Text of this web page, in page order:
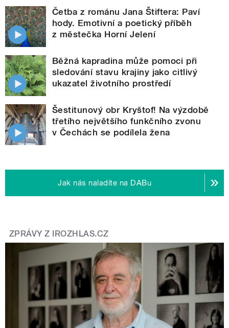
Četba z románu Jana Štiftera: Paví
hody. Emotivní a poetický příběh
z městečka Horní Jelení
Běžná kapradina může pomoci při
sledování stavu krajiny jako citlivý
ukazatel životního prostředí
Šestitunový obr Kryštof! Na výzdobě
třetího největšího funkčního zvonu
v Čechách se podílela žena
Jak nás naladíte na DABu
ZPRÁVY Z IROZHLAS.CZ